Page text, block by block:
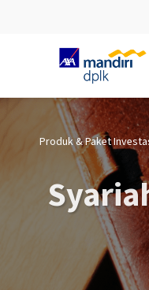
Skip to Main Content
Produk & Paket